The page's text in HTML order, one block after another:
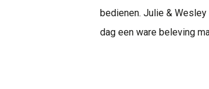
bedienen. Julie &
dag een ware beleving